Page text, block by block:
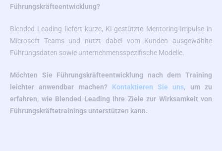
Führungskräfteentwicklung?
Blended Leading liefert kurze, KI-gestützte Mentoring-Impulse in
Microsoft Teams und nutzt dabei vom Kunden ausgewählte
Führungsdaten sowie unternehmensspezifische Modelle.
Möchten Sie Führungskräfteentwicklung nach dem Training
leichter anwendbar machen? Kontaktieren Sie uns, um zu
erfahren, wie Blended Leading Ihre Ziele zur Wirksamkeit von
Führungskräftetrainings unterstützen kann.